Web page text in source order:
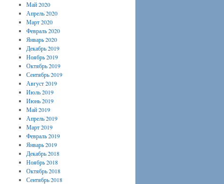
Май 2020
Апрель 2020
Март 2020
Февраль 2020
Январь 2020
Декабрь 2019
Ноябрь 2019
Октябрь 2019
Сентябрь 2019
Август 2019
Июль 2019
Июнь 2019
Май 2019
Апрель 2019
Март 2019
Февраль 2019
Январь 2019
Декабрь 2018
Ноябрь 2018
Октябрь 2018
Сентябрь 2018